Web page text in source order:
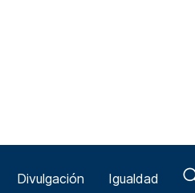
Divulgación Igualdad